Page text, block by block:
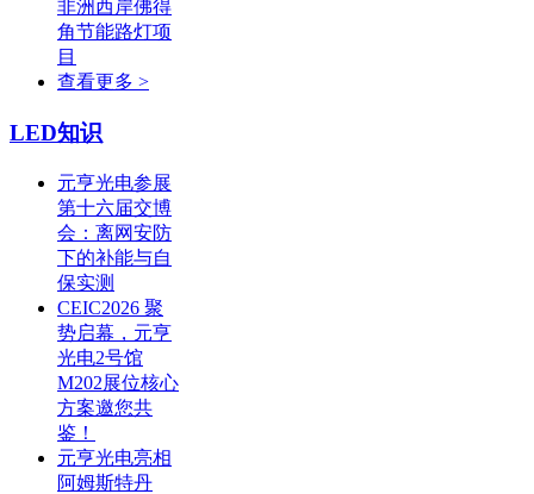
非洲西岸佛得
角节能路灯项
目
查看更多 >
LED知识
元亨光电参展
第十六届交博
会：离网安防
下的补能与自
保实测
CEIC2026 聚
势启幕，元亨
光电2号馆
M202展位核心
方案邀您共
鉴！
元亨光电亮相
阿姆斯特丹